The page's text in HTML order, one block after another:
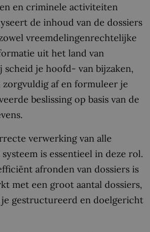
en criminele activiteiten
de inhoud van de dossiers
vreemdelingenrechtelijke
uit het land van
scheid je hoofd- van bijzaken,
zorgvuldig af en formuleer je
beslissing op basis van de
verwerking van alle
is essentieel in deze rol.
afronden van dossiers is
met een groot aantal dossiers,
gestructureerd en doelgericht